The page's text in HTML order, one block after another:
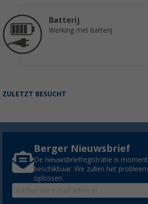
Batterij
Werking met batterij
ZULETZT BESUCHT
Berger Nieuwsbrief
De nieuwsbriefregistratie is
beschikbaar. We zullen het
oplossen.